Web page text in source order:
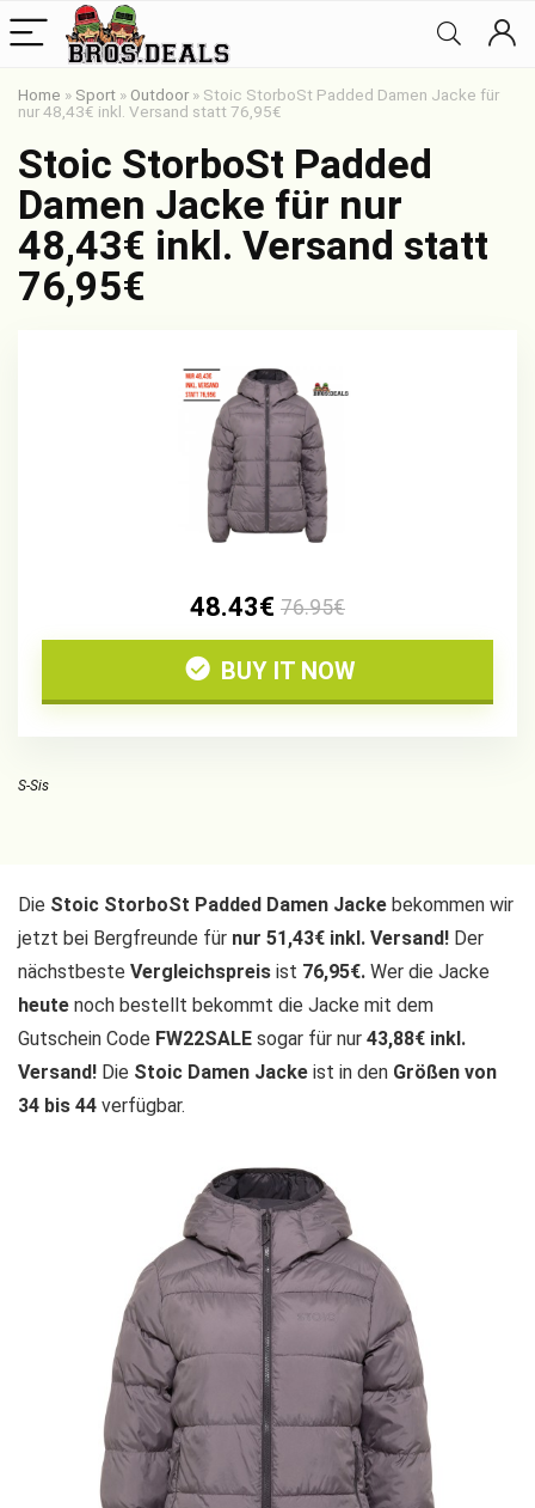
Home » Sport » Outdoor» Stoic StorboSt Padded Damen Jacke für
nur 48,43€ inkl. Versand statt 76,95€
Stoic StorboSt Padded
Damen Jacke für nur
48,43€ inkl. Versand statt
76,95€
48.43€ 76.95€
BUY IT NOW
S-Sis
Die Stoic StorboSt Padded Damen Jacke bekommen wir
jetzt bei Bergfreunde für nur 51,43€ inkl. Versand! Der
nächstbeste Vergleichspreis ist 76,95€. Wer die Jacke
heute noch bestellt bekommt die Jacke mit dem
Gutschein Code FW22SALE sogar für nur 43,88€ inkl.
Versand! Die Stoic Damen Jacke ist in den Größen von
34 bis 44 verfügbar.